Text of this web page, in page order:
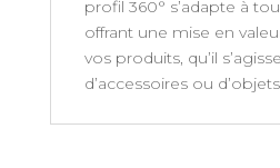
profil 360° s’adapte à
offrant une mise en
vos produits, qu’il
d’accessoires ou